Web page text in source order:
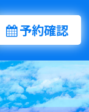
予約確認